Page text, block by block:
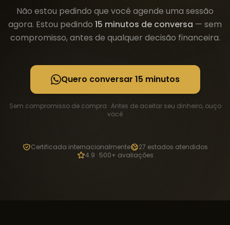
Não estou pedindo que você agende uma sessão
agora. Estou pedindo 15 minutos de conversa — sem
compromisso, antes de qualquer decisão financeira.
Quero conversar 15 minutos
Sem compromisso de compra · Antes de aceitar seu dinheiro, ouço
você
Certificada internacionalmente
27 estados atendidos
4.9 · 500+ avaliações